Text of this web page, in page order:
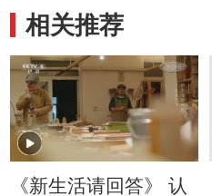
相关推荐
《新生活请回答》 认